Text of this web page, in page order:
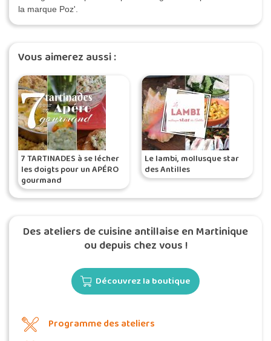
la marque Poz'.
Vous aimerez aussi :
7 TARTINADES à se lécher
les doigts pour un APÉRO
gourmand
Le lambi, mollusque star
des Antilles
Des ateliers de cuisine antillaise en Martinique
ou depuis chez vous !
Découvrez la boutique
Programme des ateliers